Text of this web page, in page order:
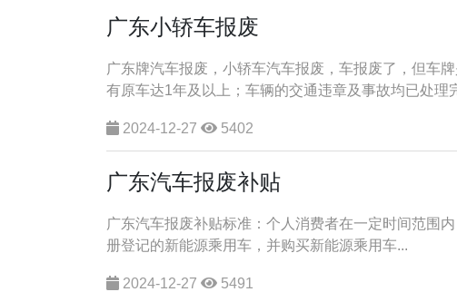
广东小轿车报废
广东牌汽车报废，小轿车汽车报废，车报废了，但车
有原车达1年及以上；车辆的交通违章及事故均已处理
2024-12-27 5402
广东汽车报废补贴
广东汽车报废补贴标准‌：个人消费者在一定时间范围
册登记的新能源乘用车，并购买新能源乘用车...
2024-12-27 5491